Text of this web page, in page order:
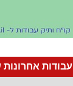
עבודות